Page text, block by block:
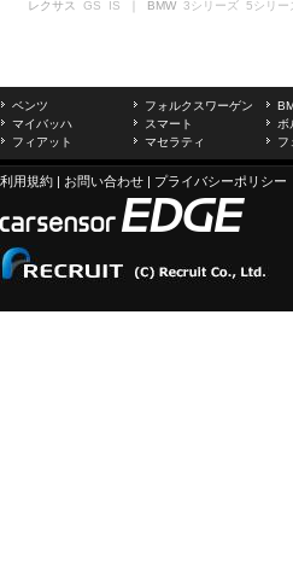
レクサス GS IS ｜ BMW 3シリーズ 5シリー
ベンツ フォルクスワーゲン
マイバッハ
スマート ボ
フィアット
マセラティ フ
利用規約 | お問い合わせ | プライバシーポリシー